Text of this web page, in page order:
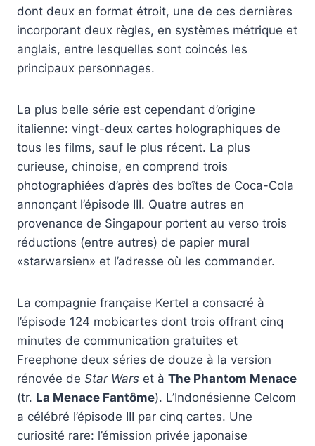
dont deux en format étroit, une de ces dernières
incorporant deux règles, en systèmes métrique et
anglais, entre lesquelles sont coincés les
principaux personnages.
La plus belle série est cependant d’origine
italienne: vingt-deux cartes holographiques de
tous les films, sauf le plus récent. La plus
curieuse, chinoise, en comprend trois
photographiées d’après des boîtes de Coca-Cola
annonçant l’épisode III. Quatre autres en
provenance de Singapour portent au verso trois
réductions (entre autres) de papier mural
«starwarsien» et l’adresse où les commander.
La compagnie française Kertel a consacré à
l’épisode 124 mobicartes dont trois offrant cinq
minutes de communication gratuites et
Freephone deux séries de douze à la version
rénovée de Star Wars et à The Phantom Menace
(tr. La Menace Fantôme). L’Indonésienne Celcom
a célébré l’épisode III par cinq cartes. Une
curiosité rare: l’émission privée japonaise